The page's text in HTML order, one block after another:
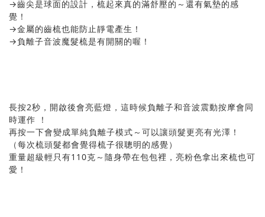
→齒尖是球面的設計，梳起來真的滿舒壓的～還有氣墊的感
覺！
→金屬的齒梳也能防止靜電產生！
→負離子音波魔髮梳是有開關的喔！
長按2秒，開啟後會亮藍燈，這時候負離子和音波震動按摩會同
時運作 ！
再按一下會變成單純負離子模式～可以讓頭髮更亮有光澤！
（每次梳頭髮都會覺得梳子很聰明的感覺）
重量超級輕只有110克～隨身帶在包包裡，亮粉色拿出來梳也可
愛！